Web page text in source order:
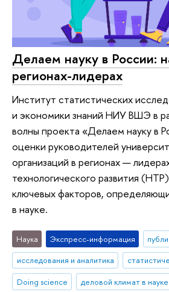
Делаем науку в России:
регионах-лидерах
Институт статистических
и экономики знаний НИУ ВШЭ в
волны проекта «Делаем науку в
оценки руководителей
организаций в регионах —
технологического развития
ключевых факторов,
в науке.
Наука Экспресс-информация
исследования и аналитика
Doing science
деловой климат в науке